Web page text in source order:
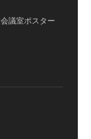
議室ポスター